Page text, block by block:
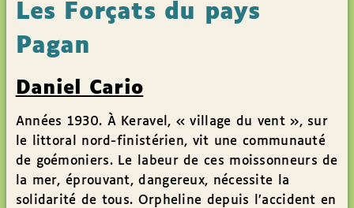
Les Forçats du pays
Pagan
Daniel Cario
Années 1930. À Keravel, « village du vent », sur
le littoral nord-finistérien, vit une communauté
de goémoniers. Le labeur de ces moissonneurs de
la mer, éprouvant, dangereux, nécessite la
solidarité de tous. Orpheline depuis l’accident en